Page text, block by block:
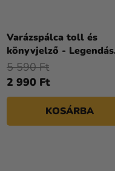
Varázspálca toll és
könyvjelző - Legendás
állatok
2 990 Ft
5 590 Ft
KOSÁRBA